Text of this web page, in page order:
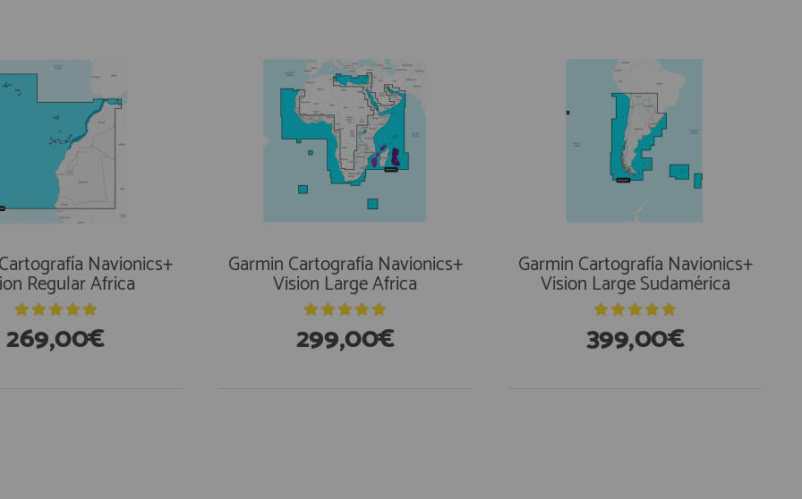
Navionics+
Regular Africa
269,00€
Garmin Cartografía Navionics+
Vision Large Africa
299,00€
Garmin Cartografía Navionics+
Vision Large Sudamérica
399,00€